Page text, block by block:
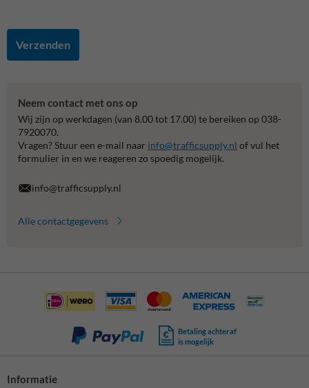
Verzenden
Neem contact met ons op
Wij zijn op werkdagen (van 8.00 tot 17.00) te bereiken op 038-
7920070.
Vragen? Stuur een e-mail naar info@trafficsupply.nl of vul het
formulier in en we reageren zo spoedig mogelijk.
info@trafficsupply.nl
Alle contactgegevens
Betaling achteraf
is mogelijk
Informatie